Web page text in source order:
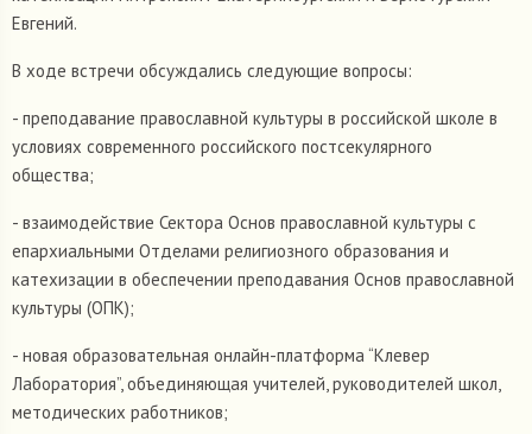
Евгений.
В ходе встречи обсуждались следующие вопросы:
- преподавание православной культуры в российской школе в
условиях современного российского постсекулярного
общества;
- взаимодействие Сектора Основ православной культуры с
епархиальными Отделами религиозного образования и
катехизации в обеспечении преподавания Основ православной
культуры (ОПК);
- новая образовательная онлайн-платформа “Клевер
Лаборатория”, объединяющая учителей, руководителей школ,
методических работников;